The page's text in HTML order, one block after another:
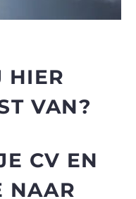
HIER
VAN?
CV EN
NAAR